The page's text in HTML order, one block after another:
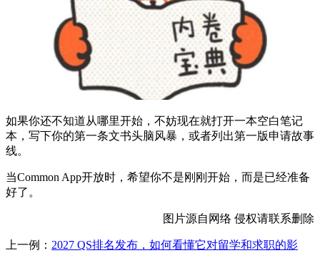
如果你还不知道从哪里开始，不妨现在就打开一本空白笔记
本，写下你的第一条文书头脑风暴，或者列出第一版申请故事
线。
当Common App开放时，希望你不是刚刚开始，而是已经准备
好了。
图片源自网络 侵权请联系删除
上一例： 2027 QS排名发布，如何看懂它对留学和求职的影